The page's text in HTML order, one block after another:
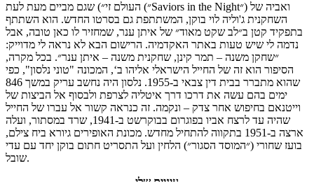
העולם זי״) שגם מביים מעת לעת (״Saviors in the Night״) ואביה של
השחקנית ג'וליה לוי בוקן, המשתתפת גם בסרטו החדש. הוא השתתף
בתפקיד קטן ב״לב שקט מאוד״ של איתן ענר, שמחזיר לו כאן טובה, אבל
נדמה לי שיש טעות באתר האקדמיה. הרישום הבא לא נראה לי מדוייק:
״שחקן משנה – תמר קינן, שחקנית משנה – איתן ענר״. בכל מקרה,
הסיפור הוא זה של החייל הישראלי אליהו ב‘, המכונה "טוני נלסון", כפי
שהוא מתברר בבית דין צבאי ב-1955. נלסון היה נחשב עריק במשך 846
ימים בהם עשה את דרכו דרך איטליה לצרפת ולבסוף אל הביצות של
וייטנאם בחיפוש אחר צדק – ונקמה. זה כנראה קשור אל עברו של החייל
שהיה עד לרצח אביו בפוגרום בבוקרשט ב-1941, שרד במסתור, ועלה
ארצה ב-1951 בתקווה להתחיל מחדש. מכונת האופירים גיורא ביח צילם,
בועז שחורי (״המוסד הסגור״) הלחין ועל התסריט חתום בוקן יחד עם עדי
שובל.